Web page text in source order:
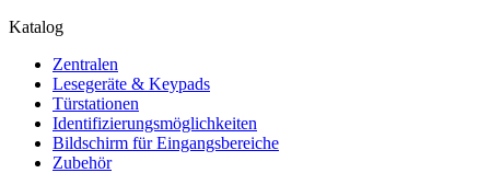
Katalog
Zentralen
Lesegeräte & Keypads
Türstationen
Identifizierungsmöglichkeiten
Bildschirm für Eingangsbereiche
Zubehör